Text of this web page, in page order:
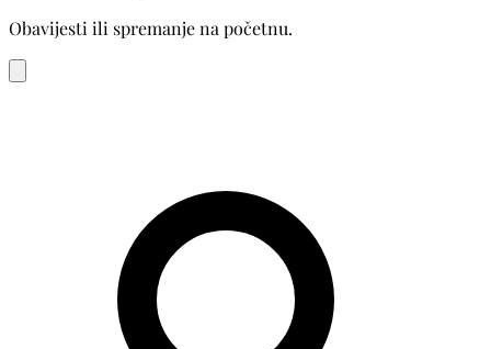
Obavijesti ili spremanje na početnu.